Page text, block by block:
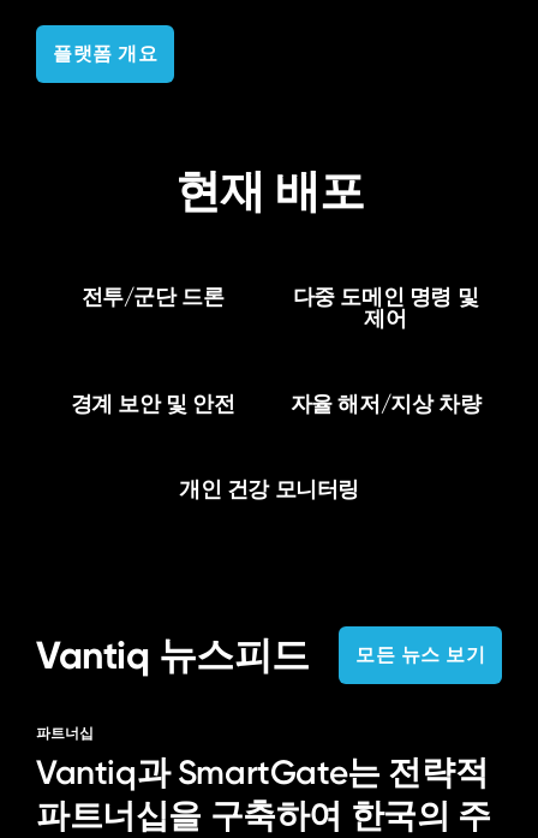
플랫폼 개요
현재 배포
전투/군단 드론
다중 도메인 명령 및
제어
경계 보안 및 안전 자율 해저/지상 차량
개인 건강 모니터링
Vantiq 뉴스피드 모든 뉴스 보기
파트너십
Vantiq과 SmartGate는 전략적
파트너십을 구축하여 한국의 주